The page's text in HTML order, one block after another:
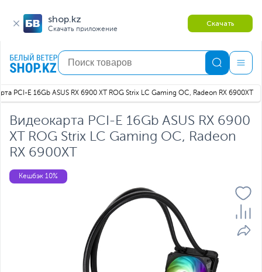
shop.kz
Скачать приложение
Скачать
PCI-E 16Gb ASUS RX 6900 XT ROG Strix LC Gaming OC, Radeon RX 6900XT
Видеокарта PCI-E 16Gb ASUS RX 6900
XT ROG Strix LC Gaming OC, Radeon
RX 6900XT
Кешбэк 10%